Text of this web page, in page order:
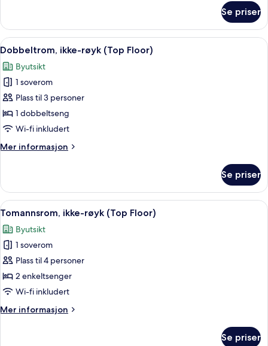
ikke-
røyk
(Room
Se priser
Åpne
alle
bildene
av
Dobbeltrom,
ikke-
røyk
Floor)
Sengetøy av topp kvalitet, safe på
9
Dobbeltrom, ikke-røyk (Top Floor)
Byutsikt
1 soverom
Plass til 3 personer
1 dobbeltseng
Wi-fi inkludert
Mer informasjon
Mer
ikke-
røyk
(Top
Se priser
Åpne
alle
bildene
av
Tomannsrom,
ikke-
røyk
Floor)
Sengetøy av topp kvalitet, safe på
10
Tomannsrom, ikke-røyk (Top Floor)
Byutsikt
1 soverom
Plass til 4 personer
2 enkeltsenger
Wi-fi inkludert
Mer informasjon
Mer
Se priser